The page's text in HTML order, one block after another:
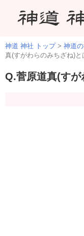
神道 神社 トップ> 神道の
真(すがわらのみちざね)と
Q.菅原道真(すが